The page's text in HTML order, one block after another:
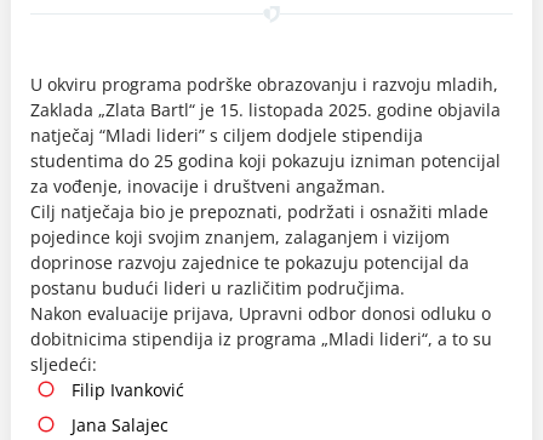
U okviru programa podrške obrazovanju i razvoju mladih,
Zaklada „Zlata Bartl“ je 15. listopada 2025. godine objavila
natječaj “Mladi lideri” s ciljem dodjele stipendija
studentima do 25 godina koji pokazuju izniman potencijal
za vođenje, inovacije i društveni angažman.
Cilj natječaja bio je prepoznati, podržati i osnažiti mlade
pojedince koji svojim znanjem, zalaganjem i vizijom
doprinose razvoju zajednice te pokazuju potencijal da
postanu budući lideri u različitim područjima.
Nakon evaluacije prijava, Upravni odbor donosi odluku o
dobitnicima stipendija iz programa „Mladi lideri“, a to su
sljedeći:
Filip Ivanković
Jana Salajec